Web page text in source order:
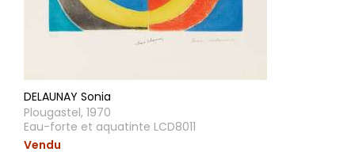
DELAUNAY Sonia
Plougastel, 1970
Eau-forte et aquatinte LCD8011
Vendu